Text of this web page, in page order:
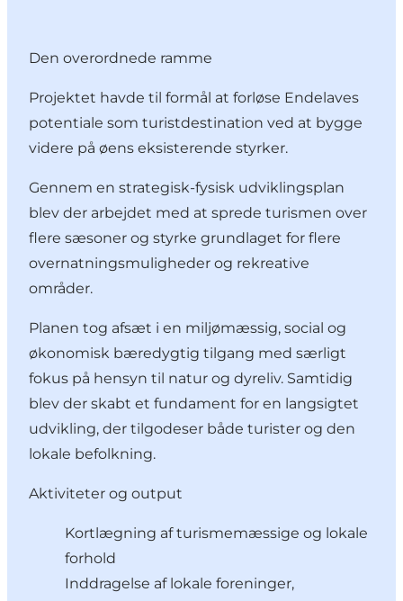
Den overordnede ramme
Projektet havde til formål at forløse Endelaves
potentiale som turistdestination ved at bygge
videre på øens eksisterende styrker.
Gennem en strategisk-fysisk udviklingsplan
blev der arbejdet med at sprede turismen over
flere sæsoner og styrke grundlaget for flere
overnatningsmuligheder og rekreative
områder.
Planen tog afsæt i en miljømæssig, social og
økonomisk bæredygtig tilgang med særligt
fokus på hensyn til natur og dyreliv. Samtidig
blev der skabt et fundament for en langsigtet
udvikling, der tilgodeser både turister og den
lokale befolkning.
Aktiviteter og output
Kortlægning af turismemæssige og lokale
forhold
Inddragelse af lokale foreninger,